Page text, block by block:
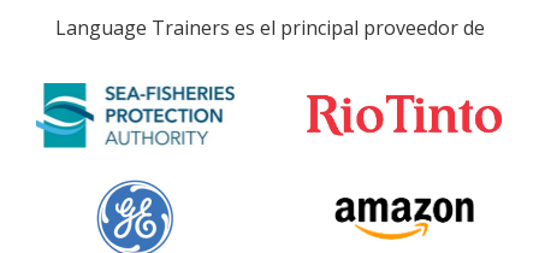
Language Trainers es el principal proveedor de